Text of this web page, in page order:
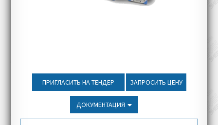
ПРИГЛАСИТЬ НА ТЕНДЕР ЗАПРОСИТЬ ЦЕНУ
ДОКУМЕНТАЦИЯ